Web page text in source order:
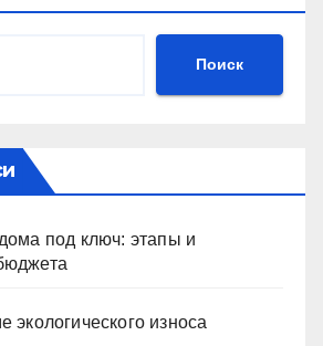
Поиск
под ключ: этапы и
экологического износа